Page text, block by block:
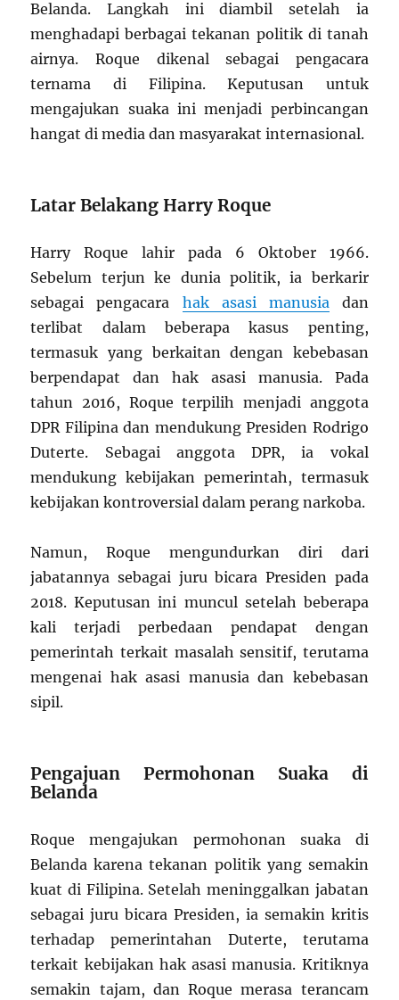
Belanda. Langkah ini diambil setelah ia
menghadapi berbagai tekanan politik di tanah
airnya. Roque dikenal sebagai pengacara
ternama di Filipina. Keputusan untuk
mengajukan suaka ini menjadi perbincangan
hangat di media dan masyarakat internasional.
Latar Belakang Harry Roque
Harry Roque lahir pada 6 Oktober 1966.
Sebelum terjun ke dunia politik, ia berkarir
sebagai pengacara hak asasi manusiadan
terlibat dalam beberapa kasus penting,
termasuk yang berkaitan dengan kebebasan
berpendapat dan hak asasi manusia. Pada
tahun 2016, Roque terpilih menjadi anggota
DPR Filipina dan mendukung Presiden Rodrigo
Duterte. Sebagai anggota DPR, ia vokal
mendukung kebijakan pemerintah, termasuk
kebijakan kontroversial dalam perang narkoba.
Namun, Roque mengundurkan diri dari
jabatannya sebagai juru bicara Presiden pada
2018. Keputusan ini muncul setelah beberapa
kali terjadi perbedaan pendapat dengan
pemerintah terkait masalah sensitif, terutama
mengenai hak asasi manusia dan kebebasan
sipil.
Pengajuan Permohonan Suaka di
Belanda
Roque mengajukan permohonan suaka di
Belanda karena tekanan politik yang semakin
kuat di Filipina. Setelah meninggalkan jabatan
sebagai juru bicara Presiden, ia semakin kritis
terhadap pemerintahan Duterte, terutama
terkait kebijakan hak asasi manusia. Kritiknya
semakin tajam, dan Roque merasa terancam